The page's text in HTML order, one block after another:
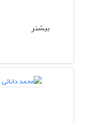
بیشتر